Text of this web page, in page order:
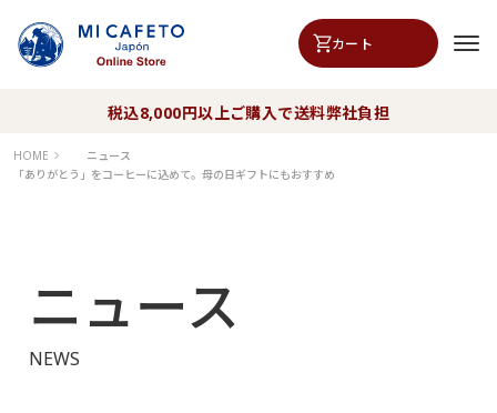
カート
税込8,000円以上ご購入で送料弊社負担
HOME
ニュース
「ありがとう」をコーヒーに込めて。母の日ギフトにもおすすめ
ニュース
NEWS